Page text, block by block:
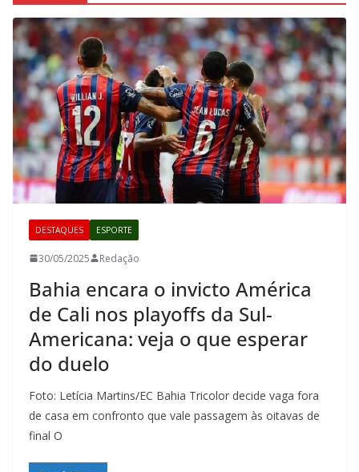
DESTAQUES ESPORTE
30/05/2025 Redação
Bahia encara o invicto América
de Cali nos playoffs da Sul-
Americana: veja o que esperar
do duelo
Foto: Letícia Martins/EC Bahia Tricolor decide vaga fora
de casa em confronto que vale passagem às oitavas de
final O